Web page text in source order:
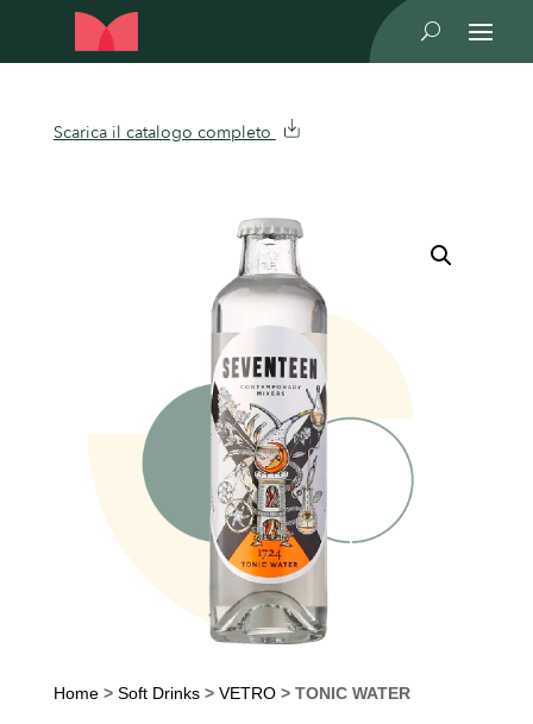
U
Scarica il catalogo completo
Home> Soft Drinks> VETRO> TONIC WATER